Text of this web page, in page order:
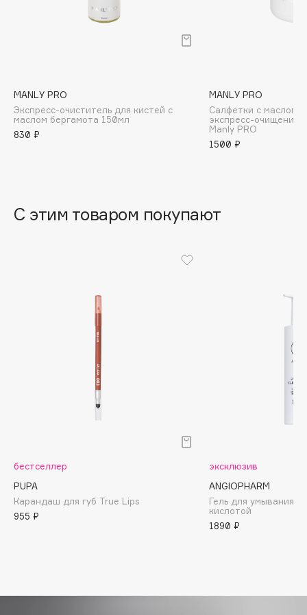
Banderas
Basicare
Batiste
beautyblender
Boadicea The Victorious
BORK
Brunello Cucinelli
Bvlgari
by TERRY
MANLY PRO
Экспресс-очиститель для кистей с
маслом бергамота 150мл
830 ₽
MANLY PRO
Салфетки с маслом
экспресс-очищения
Manly PRO
1500 ₽
С этим товаром покупают
бестселлер
PUPA
Карандаш для губ True Lips
955 ₽
эксклюзив
ANGIOPHARM
Гель для умывания с
кислотой
1890 ₽